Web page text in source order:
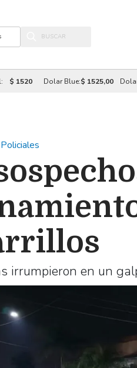
$ 1520 Dolar Blue:$ 1525,00
Policiales
irrumpieron en un